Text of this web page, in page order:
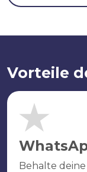
Vorteile
Behalte